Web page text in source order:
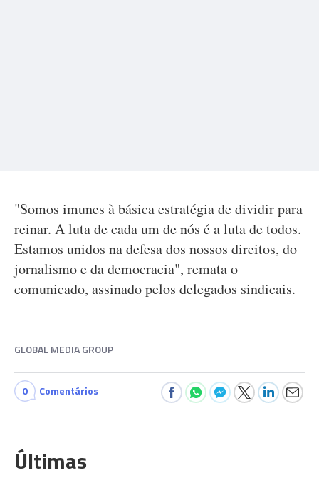
"Somos imunes à básica estratégia de dividir para
reinar. A luta de cada um de nós é a luta de todos.
Estamos unidos na defesa dos nossos direitos, do
jornalismo e da democracia", remata o
comunicado, assinado pelos delegados sindicais.
GLOBAL MEDIA GROUP
0 Comentários
Últimas